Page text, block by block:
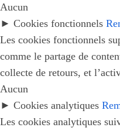
Aucun
► Cookies fonctionnels
Les cookies fonctionnels
comme le partage de
collecte de retours, et
Aucun
► Cookies analytiques
Les cookies analytiques